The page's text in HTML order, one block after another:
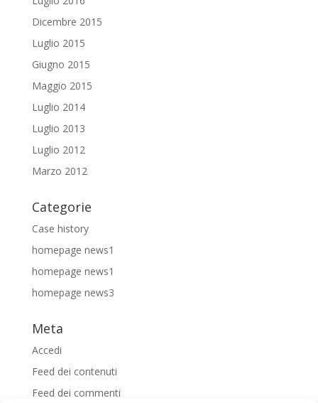
Dicembre 2015
Luglio 2015
Giugno 2015
Maggio 2015
Luglio 2014
Luglio 2013
Luglio 2012
Marzo 2012
Categorie
Case history
homepage news1
homepage news1
homepage news3
Meta
Accedi
Feed dei contenuti
Feed dei commenti